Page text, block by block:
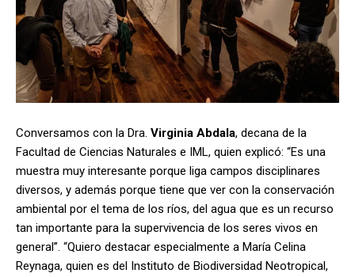
Conversamos con la Dra. Virginia Abdala, decana de la
Facultad de Ciencias Naturales e IML, quien explicó: “Es una
muestra muy interesante porque liga campos disciplinares
diversos, y además porque tiene que ver con la conservación
ambiental por el tema de los ríos, del agua que es un recurso
tan importante para la supervivencia de los seres vivos en
general”. “Quiero destacar especialmente a María Celina
Reynaga, quien es del Instituto de Biodiversidad Neotropical,